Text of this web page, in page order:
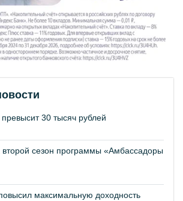
30 тысяч рублей
сезон программы «Амбассадоры
максимальную доходность